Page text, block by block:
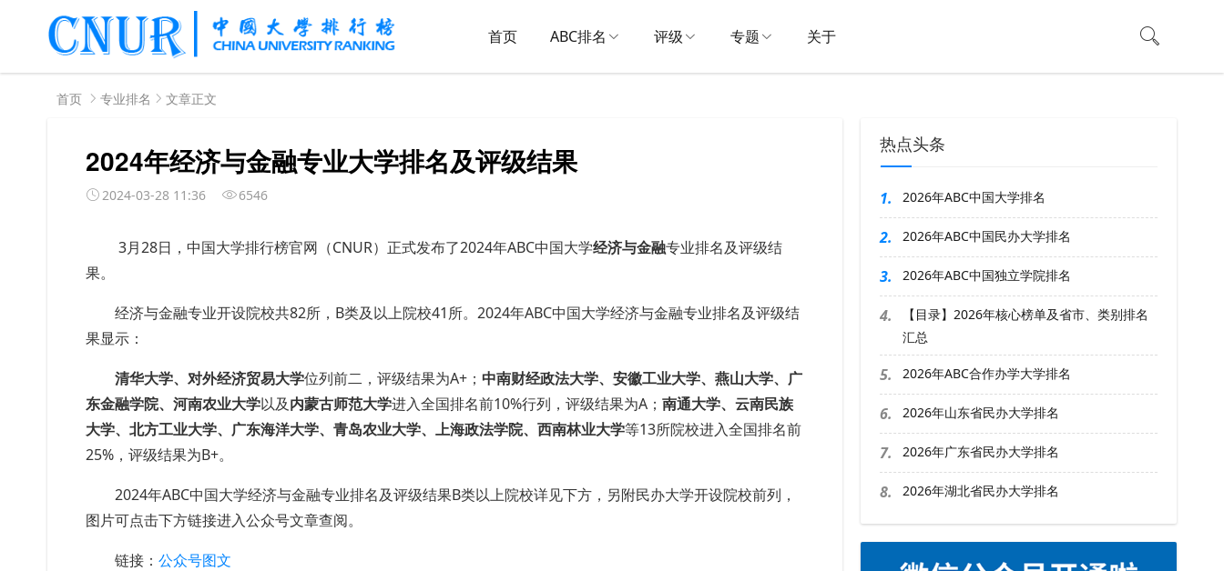
首页 ABC排名 评级 专题 关于
首页 专业排名 文章正文
2024年经济与金融专业大学排名及评级结果
2024-03-28 11:36 6546
3月28日，中国大学排行榜官网（CNUR）正式发布了2024年ABC中国大学经济与金融专业排名及评级结
果。
经济与金融专业开设院校共82所，B类及以上院校41所。2024年ABC中国大学经济与金融专业排名及评级结
果显示：
清华大学、对外经济贸易大学位列前二，评级结果为A+； 中南财经政法大学、安徽工业大学、燕山大学、广
东金融学院、河南农业大学以及内蒙古师范大学进入全国排名前10%行列，评级结果为A； 南通大学、云南民族
大学、北方工业大学、广东海洋大学、青岛农业大学、上海政法学院、西南林业大学等13所院校进入全国排名前
25%，评级结果为B+。
2024年ABC中国大学经济与金融专业排名及评级结果B类以上院校详见下方，另附民办大学开设院校前列 ，
图片可点击下方链接进入公众号文章查阅。
链接： 公众号图文
热点头条
1. 2026年ABC中国大学排名
2. 2026年ABC中国民办大学排名
3. 2026年ABC中国独立学院排名
4.
【目录】2026年核心榜单及省市、类别排名
汇总
5. 2026年ABC合作办学大学排名
6. 2026年山东省民办大学排名
7. 2026年广东省民办大学排名
8. 2026年湖北省民办大学排名